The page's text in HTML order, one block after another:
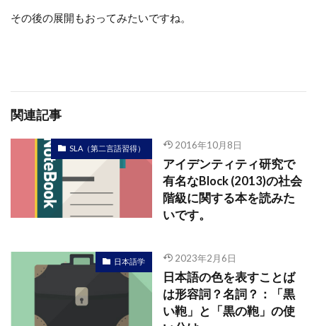
その後の展開もおってみたいですね。
関連記事
SLA（第二言語習得） 2016年10月8日
アイデンティティ研究で
有名なBlock (2013)の社会
階級に関する本を読みた
いです。
日本語学 2023年2月6日
日本語の色を表すことば
は形容詞？名詞？：「黒
い鞄」と「黒の鞄」の使